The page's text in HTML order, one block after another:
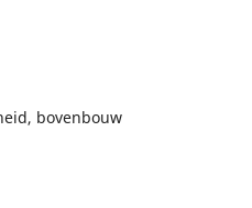
bovenbouw